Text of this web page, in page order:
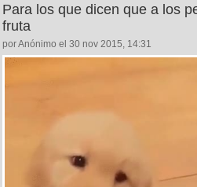
Para los que dicen que a los
fruta
por Anónimo el 30 nov 2015, 14:31